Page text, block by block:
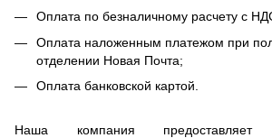
Оплата по безналичному расчету с
Оплата наложенным платежом при
отделении Новая Почта;
Оплата банковской картой.
Наша компания предоставляет